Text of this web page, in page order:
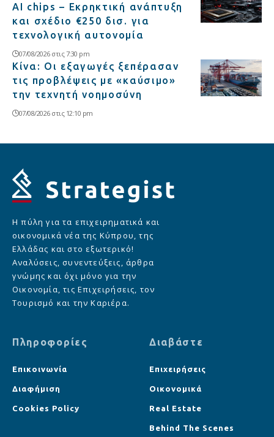
AI chips – Εκρηκτική ανάπτυξη
και σχέδιο €250 δισ. για
τεχνολογική αυτονομία
07/08/2026 στις 7:30 pm
Κίνα: Οι εξαγωγές ξεπέρασαν
τις προβλέψεις με «καύσιμο»
την τεχνητή νοημοσύνη
07/08/2026 στις 12:10 pm
Η πύλη για τα επιχειρηματικά και
οικονομικά νέα της Κύπρου, της
Ελλάδας και στο εξωτερικό!
Αναλύσεις, συνεντεύξεις, άρθρα
γνώμης και όχι μόνο για την
Οικονομία, τις Επιχειρήσεις, τον
Τουρισμό και την Καριέρα.
Πληροφορίες
Επικοινωνία
Διαφήμιση
Cookies Policy
Διαβάστε
Επιχειρήσεις
Οικονομικά
Real Estate
Behind The Scenes